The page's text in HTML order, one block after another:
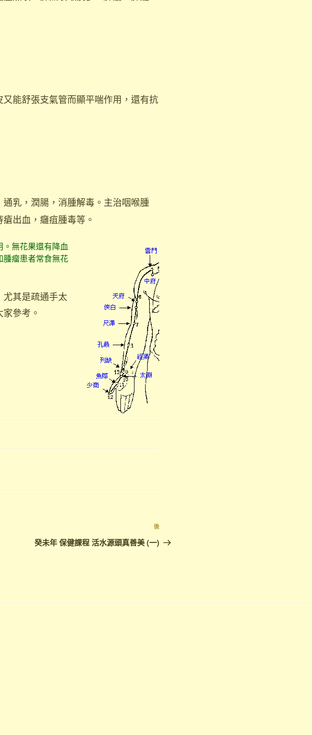
能舒張支氣管而顯平喘作用，還有抗
乳，潤腸，消腫解毒。主治咽喉腫
出血，癰疽腫毒等。
無花果還有降血
腫瘤患者常食無花
尤其是疏通手太
參考。
下
篇
後
癸未年 保健課程 活水源頭真善美 (一)